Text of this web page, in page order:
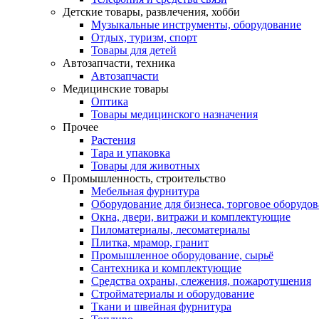
Детские товары, развлечения, хобби
Музыкальные инструменты, оборудование
Отдых, туризм, спорт
Товары для детей
Автозапчасти, техника
Автозапчасти
Медицинские товары
Оптика
Товары медицинского назначения
Прочее
Растения
Тара и упаковка
Товары для животных
Промышленность, строительство
Мебельная фурнитура
Оборудование для бизнеса, торговое
Окна, двери, витражи и комплектующие
Пиломатериалы, лесоматериалы
Плитка, мрамор, гранит
Промышленное оборудование, сырьё
Сантехника и комплектующие
Средства охраны, слежения, пожаротушения
Стройматериалы и оборудование
Ткани и швейная фурнитура